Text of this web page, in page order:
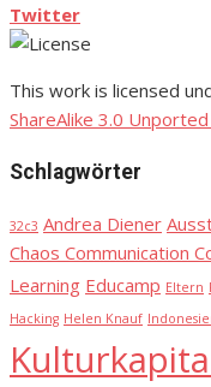
Twitter
This work is licensed
ShareAlike 3.0
Schlagwörter
32c3 Andrea Diener
Chaos Communication
Learning Educamp Eltern
Hacking Helen Knauf